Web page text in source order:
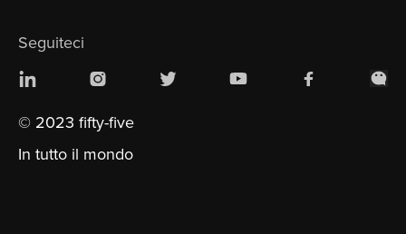
Seguiteci
© 2023 fifty-five
In tutto il mondo